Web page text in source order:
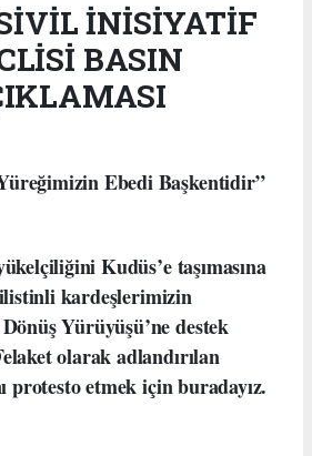
İNİSİYATİF
BASIN
Ebedi Başkentidir”
Kudüs’e taşımasına
kardeşlerimizin
Yürüyüşü’ne destek
olarak adlandırılan
protesto etmek için buradayız.